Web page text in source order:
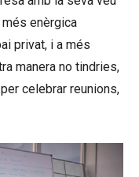
enèrgica
privat, i a més
manera no tindries,
celebrar reunions,